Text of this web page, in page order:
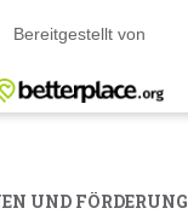
UND FÖRDERUNG